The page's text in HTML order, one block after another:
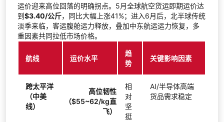
运价迎来高位回落的明确拐点。5月全球航空货运即期运价达
到$3.40/公斤，同比大幅上涨41%；进入6月后，北半球传统
淡季来临，客运腹舱运力释放，叠加中东航运运力恢复，多
重因素共同拉低市场价格。
航线 运价水平
趋
势
关键影响因素
跨太平洋
（中美
线）
高位韧性
（$55~62/kg直
飞）
相
对
坚
挺
AI/半导体高端
货品需求稳定